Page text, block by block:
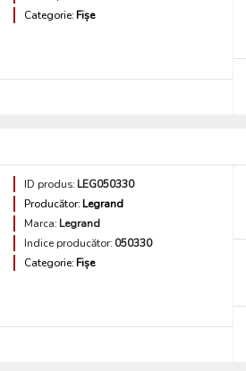
Categorie: Fișe
ID produs: LEG050330
Producător: Legrand
Marca: Legrand
Indice producător: 050330
Categorie: Fișe